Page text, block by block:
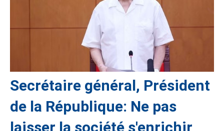
Secrétaire général, Président
de la République: Ne pas
laisser la société s'enrichir